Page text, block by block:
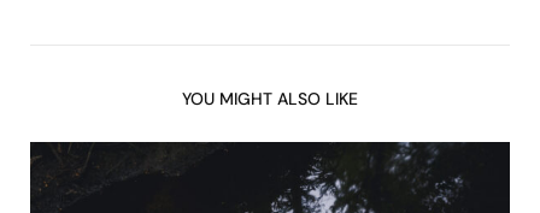
YOU MIGHT ALSO LIKE